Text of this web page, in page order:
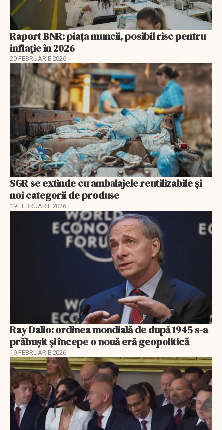
Raport BNR: piața muncii, posibil risc pentru
inflație în 2026
20 FEBRUARIE 2026
SGR se extinde cu ambalajele reutilizabile și
noi categorii de produse
19 FEBRUARIE 2026
Ray Dalio: ordinea mondială de după 1945 s-a
prăbușit și începe o nouă eră geopolitică
19 FEBRUARIE 2026